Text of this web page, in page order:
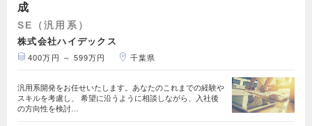
成
SE（汎用系）
株式会社ハイデックス
400万円 ～ 599万円 千葉県
汎用系開発をお任せいたします。あなたのこれまでの経験や
スキルを考慮し、 希望に沿うように相談しながら、入社後
の方向性を検討…